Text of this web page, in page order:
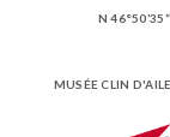
N
MUSÉE CLIN